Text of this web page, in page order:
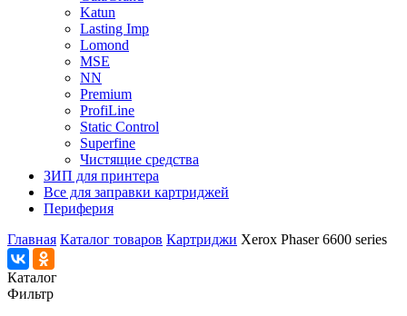
Katun
Lasting Imp
Lomond
MSE
NN
Premium
ProfiLine
Static Control
Superfine
Чистящие средства
ЗИП для принтера
Все для заправки картриджей
Периферия
Главная Каталог товаров Картриджи Xerox Phaser 6600 series
Каталог
Фильтр